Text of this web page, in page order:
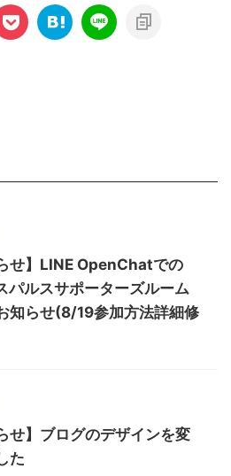
せ】LINE OpenChatでの
パルスサポーターズルーム
知らせ(8/19参加方法詳細修
せ】ブログのデザインを変
た